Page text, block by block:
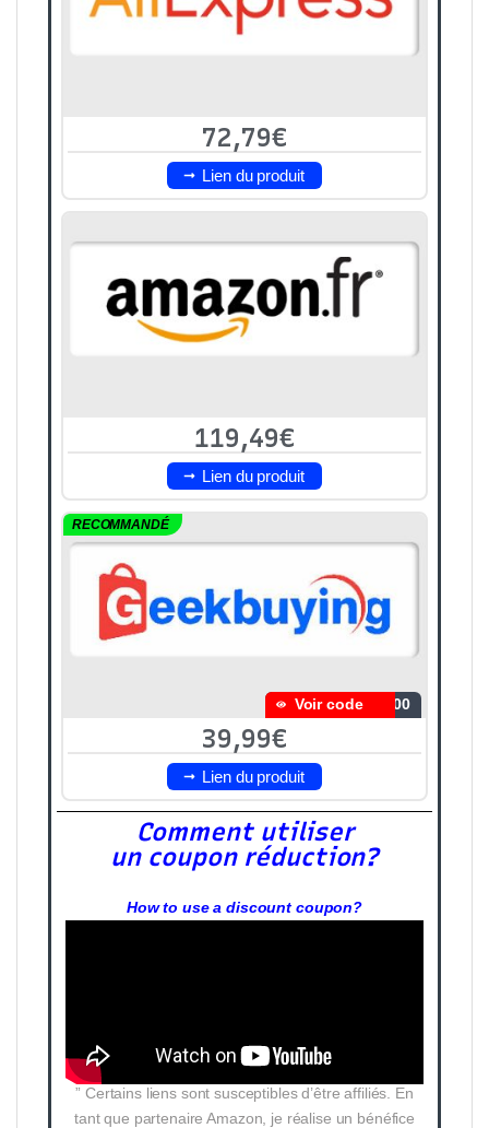
72,79€
Lien du produit
119,49€
Lien du produit
RECOMMANDÉ
Voir code 100
39,99€
Lien du produit
Comment utiliser
un coupon réduction?
How to use a discount coupon?
” Certains liens sont susceptibles d’être affiliés. En
tant que partenaire Amazon, je réalise un bénéfice